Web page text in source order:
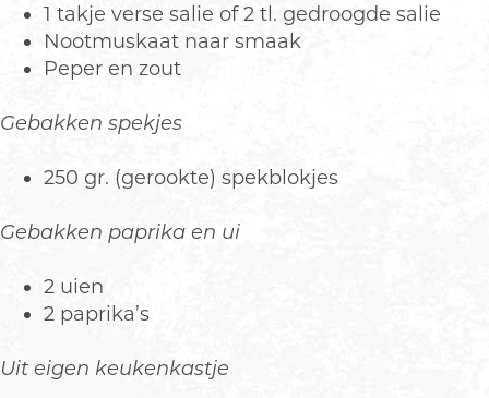
1 takje verse salie of 2 tl. gedroogde salie
Nootmuskaat naar smaak
Peper en zout
Gebakken spekjes
250 gr. (gerookte) spekblokjes
Gebakken paprika en ui
2 uien
2 paprika’s
Uit eigen keukenkastje